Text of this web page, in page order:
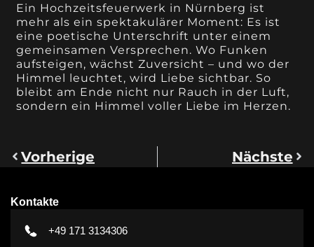
Ein Hochzeitsfeuerwerk in Nürnberg ist
mehr als ein spektakulärer Moment: Es ist
eine poetische Unterschrift unter einem
gemeinsamen Versprechen. Wo Funken
aufsteigen, wächst Zuversicht – und wo der
Himmel leuchtet, wird Liebe sichtbar. So
bleibt am Ende nicht nur Rauch in der Luft,
sondern ein Himmel voller Liebe im Herzen.
Vorherige Nächste
Kontakte
+49 171 3134306